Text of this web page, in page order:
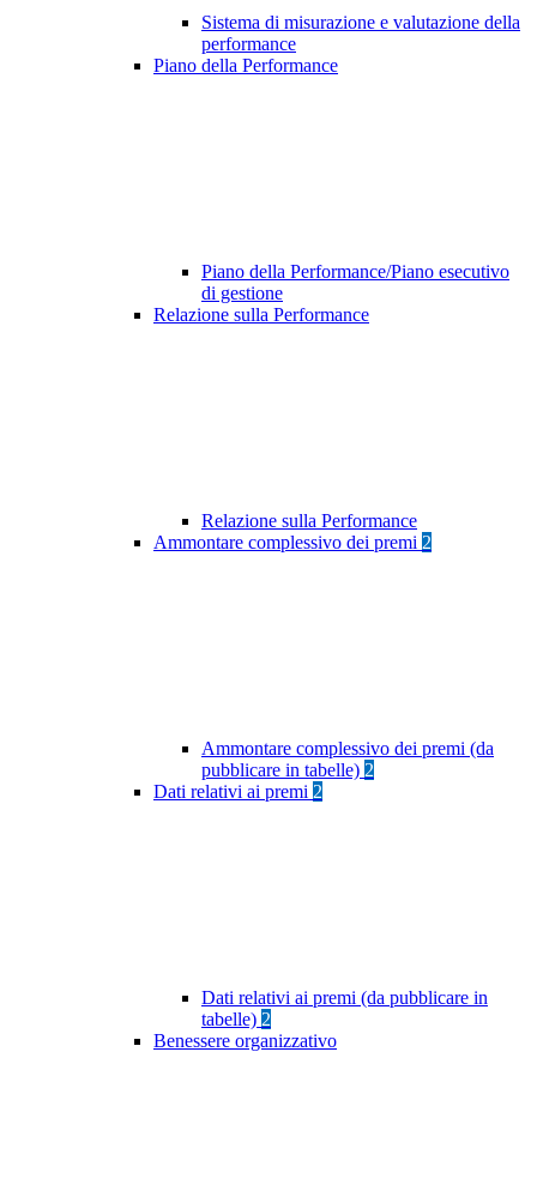
Sistema di misurazione e valutazione della
performance
Piano della Performance
Piano della Performance/Piano esecutivo
di gestione
Relazione sulla Performance
Relazione sulla Performance
Ammontare complessivo dei premi 2
Ammontare complessivo dei premi (da
pubblicare in tabelle) 2
Dati relativi ai premi 2
Dati relativi ai premi (da pubblicare in
tabelle) 2
Benessere organizzativo